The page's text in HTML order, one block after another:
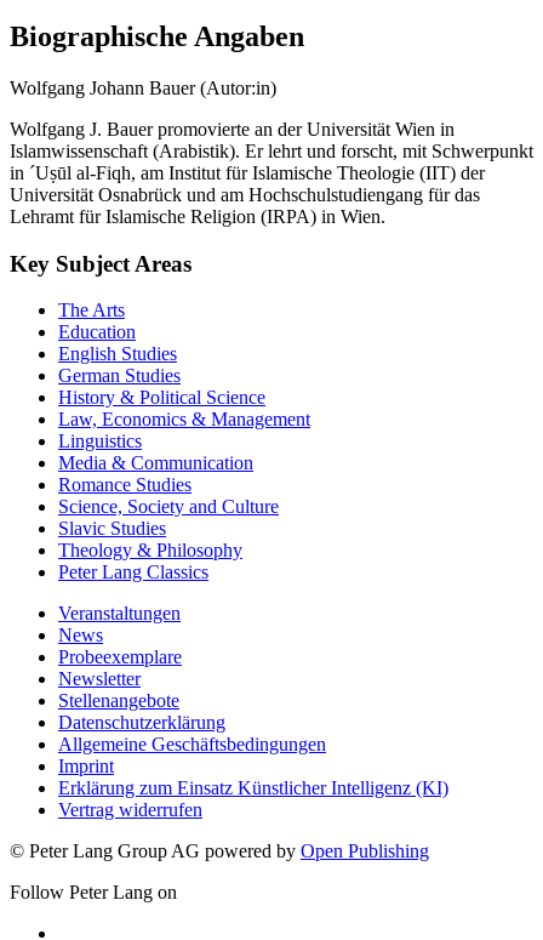
Biographische Angaben
Wolfgang Johann Bauer (Autor:in)
Wolfgang J. Bauer promovierte an der Universität Wien in
Islamwissenschaft (Arabistik). Er lehrt und forscht, mit Schwerpunkt
in ´Uṣūl al-Fiqh, am Institut für Islamische Theologie (IIT) der
Universität Osnabrück und am Hochschulstudiengang für das
Lehramt für Islamische Religion (IRPA) in Wien.
Key Subject Areas
The Arts
Education
English Studies
German Studies
History & Political Science
Law, Economics & Management
Linguistics
Media & Communication
Romance Studies
Science, Society and Culture
Slavic Studies
Theology & Philosophy
Peter Lang Classics
Veranstaltungen
News
Probeexemplare
Newsletter
Stellenangebote
Datenschutzerklärung
Allgemeine Geschäftsbedingungen
Imprint
Erklärung zum Einsatz Künstlicher Intelligenz (KI)
Vertrag widerrufen
© Peter Lang Group AG powered by Open Publishing
Follow Peter Lang on